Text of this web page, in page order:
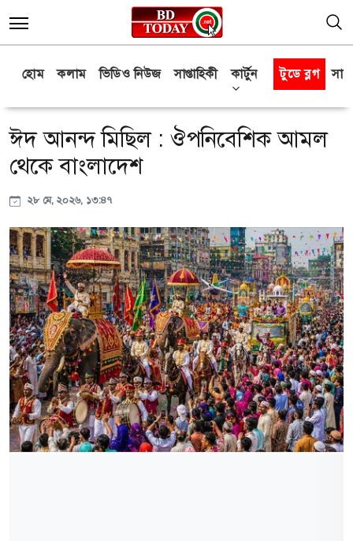
হোম কলাম ভিডিও নিউজ সাপ্তাহিকী কার্টুন টুডে ব্লগ
ঈদ আনন্দ মিছিল : ঔপনিবেশিক আমল
থেকে বাংলাদেশ
২৮ মে, ২০২৬, ১৩:৪৭